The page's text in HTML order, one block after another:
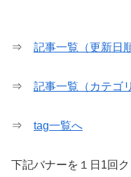
⇒ 記事一覧（更新日
⇒ 記事一覧（カテゴ
⇒ tag一覧へ
下記バナーを１日1回